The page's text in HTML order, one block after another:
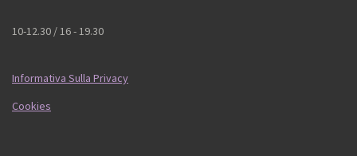
10-12.30 / 16 - 19.30
Informativa Sulla Privacy
Cookies